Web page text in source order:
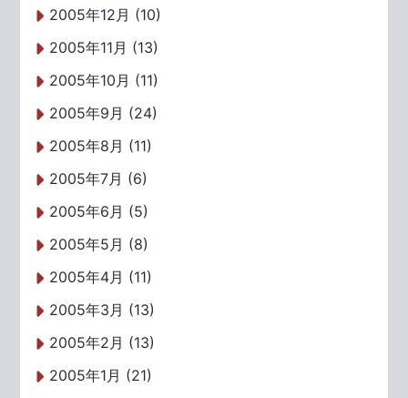
2005年12月 (10)
2005年11月 (13)
2005年10月 (11)
2005年9月 (24)
2005年8月 (11)
2005年7月 (6)
2005年6月 (5)
2005年5月 (8)
2005年4月 (11)
2005年3月 (13)
2005年2月 (13)
2005年1月 (21)